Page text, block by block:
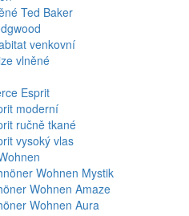
Ted Baker
venkovní
vlněné
Esprit
moderní
ručně tkané
vysoký vlas
Wohnen Mystik
Wohnen Amaze
Wohnen Aura